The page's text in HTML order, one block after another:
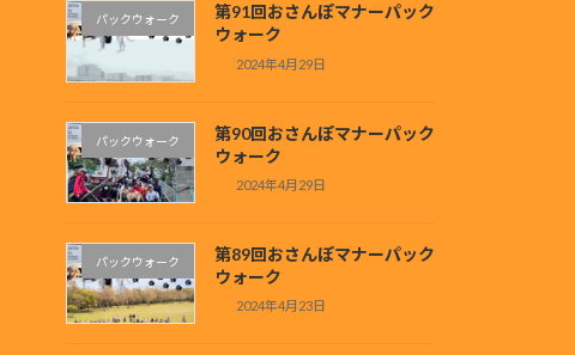
パックウォーク
第91回おさんぽマナーパック
ウォーク
2024年4月29日
パックウォーク
第90回おさんぽマナーパック
ウォーク
2024年4月29日
パックウォーク
第89回おさんぽマナーパック
ウォーク
2024年4月23日